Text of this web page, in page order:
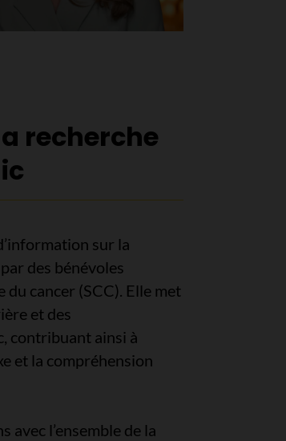
recherche
sur la
des bénévoles
du cancer (SCC). Elle met
et des
contribuant ainsi à
et la compréhension
avec l’ensemble de la